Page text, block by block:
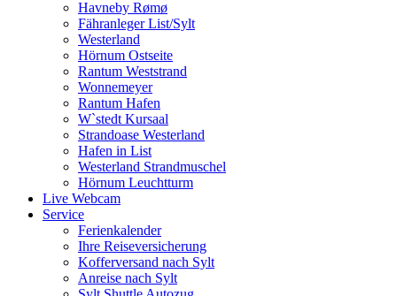
Havneby Rømø
Fähranleger List/Sylt
Westerland
Hörnum Ostseite
Rantum Weststrand
Wonnemeyer
Rantum Hafen
W`stedt Kursaal
Strandoase Westerland
Hafen in List
Westerland Strandmuschel
Hörnum Leuchtturm
Live Webcam
Service
Ferienkalender
Ihre Reiseversicherung
Kofferversand nach Sylt
Anreise nach Sylt